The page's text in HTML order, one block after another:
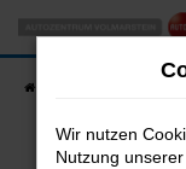
Zum
Hauptinhalt
springen
Wir nutzen
Nutzung